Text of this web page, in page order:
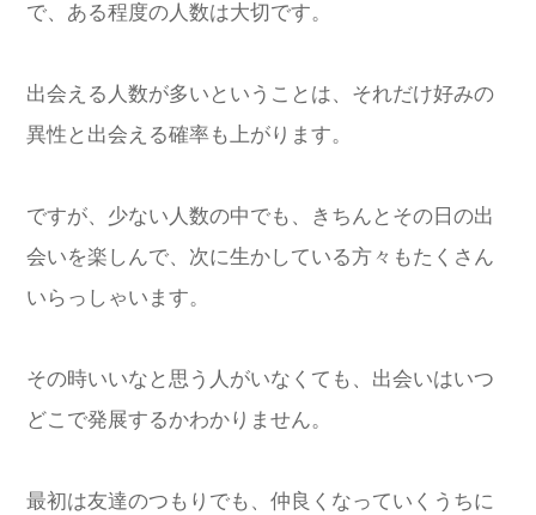
で、ある程度の人数は大切です。
出会える人数が多いということは、それだけ好みの
異性と出会える確率も上がります。
ですが、少ない人数の中でも、きちんとその日の出
会いを楽しんで、次に生かしている方々もたくさん
いらっしゃいます。
その時いいなと思う人がいなくても、出会いはいつ
どこで発展するかわかりません。
最初は友達のつもりでも、仲良くなっていくうちに